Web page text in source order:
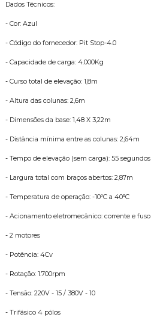
Dados Técnicos:
- Cor: Azul
- Código do fornecedor: Pit Stop-4.0
- Capacidade de carga: 4.000Kg
- Curso total de elevação: 1,8m
- Altura das colunas: 2,6m
- Dimensões da base: 1,48 X 3,22m
- Distância mínima entre as colunas: 2,64m
- Tempo de elevação (sem carga): 55 segundos
- Largura total com braços abertos: 2,87m
- Temperatura de operação: -10ºC a 40°C
- Acionamento eletromecânico: corrente e fuso
- 2 motores
- Potência: 4Cv
- Rotação: 1.700rpm
- Tensão: 220V - 15 / 380V - 10
- Trifásico 4 pólos